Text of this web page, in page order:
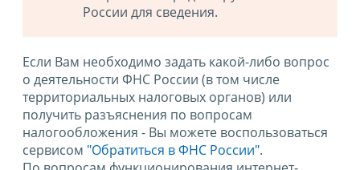
России для сведения.
Если Вам необходимо задать какой-либо вопрос
о деятельности ФНС России (в том числе
территориальных налоговых органов) или
получить разъяснения по вопросам
налогообложения - Вы можете воспользоваться
сервисом "Обратиться в ФНС России".